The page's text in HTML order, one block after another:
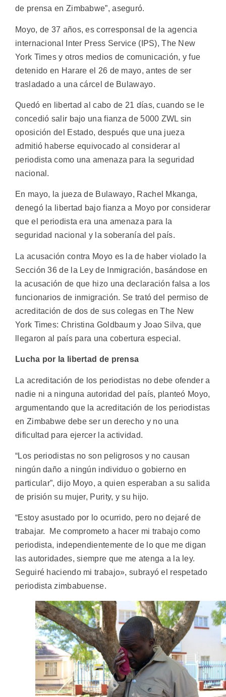
de prensa en Zimbabwe”, aseguró.
Moyo, de 37 años, es corresponsal de la agencia
internacional Inter Press Service (IPS), The New
York Times y otros medios de comunicación, y fue
detenido en Harare el 26 de mayo, antes de ser
trasladado a una cárcel de Bulawayo.
Quedó en libertad al cabo de 21 días, cuando se le
concedió salir bajo una fianza de 5000 ZWL sin
oposición del Estado, después que una jueza
admitió haberse equivocado al considerar al
periodista como una amenaza para la seguridad
nacional.
En mayo, la jueza de Bulawayo, Rachel Mkanga,
denegó la libertad bajo fianza a Moyo por considerar
que el periodista era una amenaza para la
seguridad nacional y la soberanía del país.
La acusación contra Moyo es la de haber violado la
Sección 36 de la Ley de Inmigración, basándose en
la acusación de que hizo una declaración falsa a los
funcionarios de inmigración. Se trató del permiso de
acreditación de dos de sus colegas en The New
York Times: Christina Goldbaum y Joao Silva, que
llegaron al país para una cobertura especial.
Lucha por la libertad de prensa
La acreditación de los periodistas no debe ofender a
nadie ni a ninguna autoridad del país, planteó Moyo,
argumentando que la acreditación de los periodistas
en Zimbabwe debe ser un derecho y no una
dificultad para ejercer la actividad.
“Los periodistas no son peligrosos y no causan
ningún daño a ningún individuo o gobierno en
particular”, dijo Moyo, a quien esperaban a su salida
de prisión su mujer, Purity, y su hijo.
“Estoy asustado por lo ocurrido, pero no dejaré de
trabajar. Me comprometo a hacer mi trabajo como
periodista, independientemente de lo que me digan
las autoridades, siempre que me atenga a la ley.
Seguiré haciendo mi trabajo», subrayó el respetado
periodista zimbabuense.